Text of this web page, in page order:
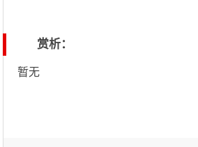
赏析：
暂无